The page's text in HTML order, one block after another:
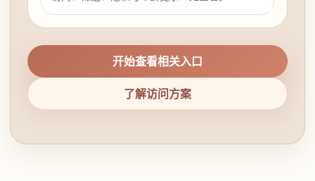
开始查看相关入口
了解访问方案